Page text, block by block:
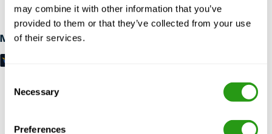
may combine it with other information that you’ve
provided to them or that they’ve collected from your use
of their services.
Selection
Necessary
Preferences
pas de prépaiement requis.
Modes de paiement